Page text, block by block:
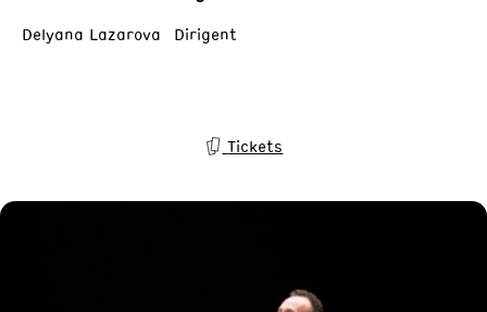
Delyana Lazarova Dirigent
Tickets